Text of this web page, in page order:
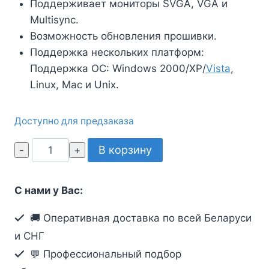
Поддерживает мониторы SVGA, VGA и
Multisync.
Возможность обновления прошивки.
Поддержка нескольких платформ:
Поддержка ОС: Windows 2000/XP/Vista,
Linux, Mac и Unix.
Доступно для предзаказа
Количество
товара
для
пользования
компьютером
с
В корзину
С нами у Вас:
🚚 Оперативная доставка по всей Беларуси
и СНГ
💬 Профессиональный подбор